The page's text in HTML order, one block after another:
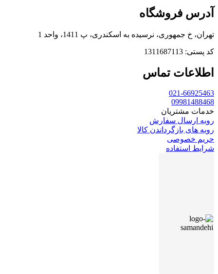
آدرس فروشگاه
تهران، خ جمهوری، نرسیده به اسکندری، پ 1411، واحد 1
کد پستی: 1311687113
اطلاعات تماس
021-66925463
09981488468
خدمات مشتریان
رویه ارسال سفارش
رویه های بازگرداندن کالا
حریم خصوصی
شرایط استفاده